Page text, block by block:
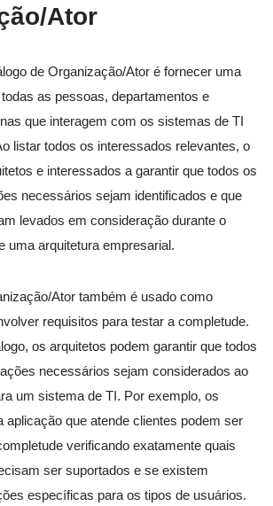
Ator
de Organização/Ator é fornecer uma
as pessoas, departamentos e
que interagem com os sistemas de TI
listar todos os interessados relevantes, o
e interessados a garantir que todos os
necessários sejam identificados e que
levados em consideração durante o
uma arquitetura empresarial.
Ator também é usado como
requisitos para testar a completude.
os arquitetos podem garantir que todos
necessários sejam considerados ao
um sistema de TI. Por exemplo, os
aplicação que atende clientes podem ser
verificando exatamente quais
ser suportados e se existem
específicas para os tipos de usuários.